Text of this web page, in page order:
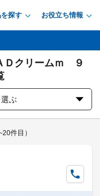
探す お役立ち情報
Ｄクリームｍ ９
ぶ
件目）